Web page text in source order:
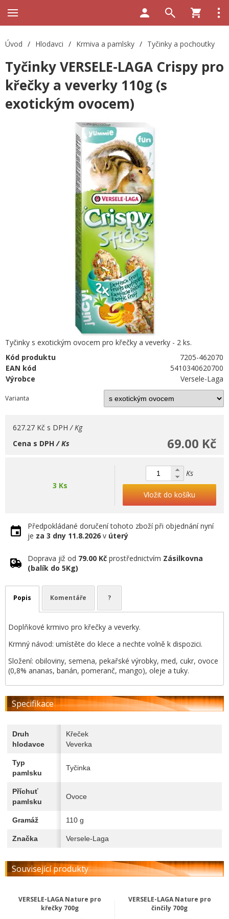
Úvod / Hlodavci / Krmiva a pamlsky / Tyčinky a pochoutky
Tyčinky VERSELE-LAGA Crispy pro
křečky a veverky 110g (s
exotickým ovocem)
Tyčinky s exotickým ovocem pro křečky a veverky - 2 ks.
Kód produktu
7205-462070
EAN kód
5410340620700
Výrobce
Versele-Laga
Varianta
627.27 Kč s DPH / Kg
69.00 Kč
Cena s DPH/ Ks
3 Ks
Ks
Vložit do košíku
Předpokládané doručení tohoto zboží při objednání nyní
je za 3 dny 11.8.2026 v úterý
Doprava již od 79.00 Kč prostřednictvím Zásilkovna
(balík do 5Kg)
Popis Komentáře ?
Doplňkové krmivo pro křečky a veverky.
Krmný návod: umístěte do klece a nechte volně k dispozici.
Složení: obiloviny, semena, pekařské výrobky, med, cukr, ovoce
(0,8% ananas, banán, pomeranč, mango), oleje a tuky.
Specifikace
Druh
hlodavce
Křeček
Veverka
Typ
pamlsku
Tyčinka
Příchuť
pamlsku
Ovoce
Gramáž 110 g
Značka Versele-Laga
Související produkty
VERSELE-LAGA Nature pro
křečky 700g
VERSELE-LAGA Nature pro
činčily 700g